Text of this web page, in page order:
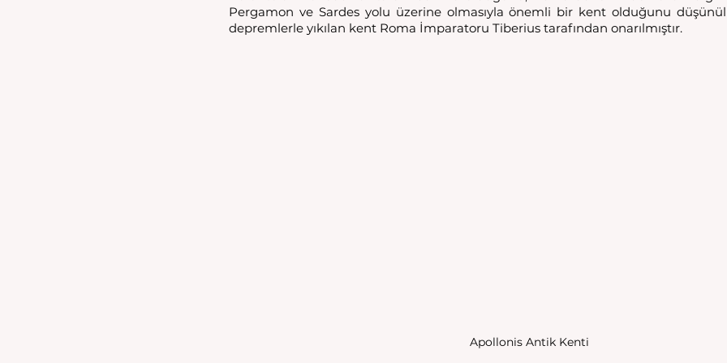
Pergamon ve Sardes yolu üzerine olmasıyla önemli bir kent olduğunu
depremlerle yıkılan kent Roma İmparatoru Tiberius tarafından onarılmıştır.
Apollonis Antik Kenti